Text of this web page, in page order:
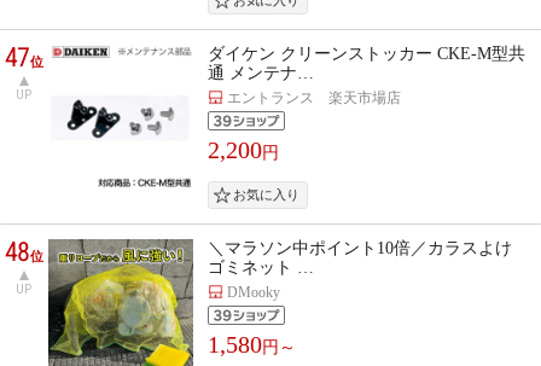
47位
UP
ダイケン クリーンストッカー CKE-M型共
通 メンテナ…
エントランス 楽天市場店
2,200円
48位
UP
＼マラソン中ポイント10倍／カラスよけ
ゴミネット …
DMooky
1,580円～